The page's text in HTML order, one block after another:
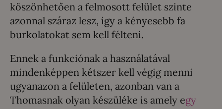
köszönhetően a felmosott felület szinte
azonnal száraz lesz, így a kényesebb fa
burkolatokat sem kell félteni.
Ennek a funkciónak a használatával
mindenképpen kétszer kell végig menni
ugyanazon a felületen, azonban van a
Thomasnak olyan készüléke is amely egy